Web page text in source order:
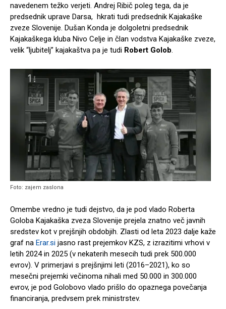
navedenem težko verjeti. Andrej Ribič poleg tega, da je
predsednik uprave Darsa, hkrati tudi predsednik Kajakaške
zveze Slovenije. Dušan Konda je dolgoletni predsednik
Kajakaškega kluba Nivo Celje in član vodstva Kajakaške zveze,
velik “ljubitelj” kajakaštva pa je tudi Robert Golob.
Foto: zajem zaslona
Omembe vredno je tudi dejstvo, da je pod vlado Roberta
Goloba Kajakaška zveza Slovenije prejela znatno več javnih
sredstev kot v prejšnjih obdobjih. Zlasti od leta 2023 dalje kaže
graf na Erar.si jasno rast prejemkov KZS, z izrazitimi vrhovi v
letih 2024 in 2025 (v nekaterih mesecih tudi prek 500.000
evrov). V primerjavi s prejšnjimi leti (2016–2021), ko so
mesečni prejemki večinoma nihali med 50.000 in 300.000
evrov, je pod Golobovo vlado prišlo do opaznega povečanja
financiranja, predvsem prek ministrstev.